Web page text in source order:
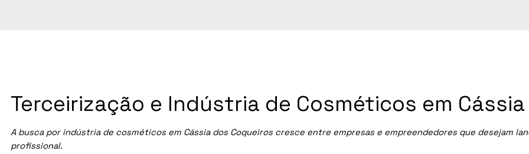
A busca por indústria de cosméticos em Cássia dos Coqueiros cresce entre empresas e empreendedores que desejam
profissional.
Terceirização e Indústria de Cosméticos em